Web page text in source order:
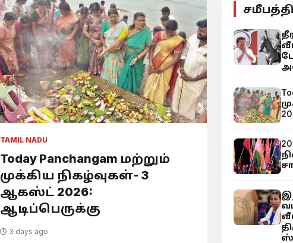
TAMIL NADU
Today Panchangam மற்றும்
முக்கிய நிகழ்வுகள்- 3
ஆகஸ்ட் 2026:
ஆடிப்பெருக்கு
3 days ago